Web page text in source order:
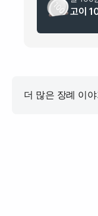
고이
더 많은 장례 이야